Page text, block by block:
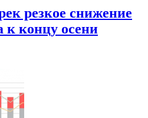
резкое снижение
к концу осени